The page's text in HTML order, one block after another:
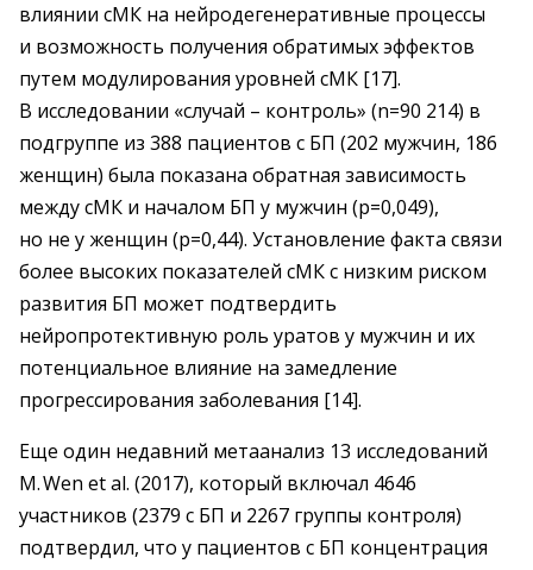
влиянии сМК на нейродегенеративные процессы
и возможность получения обратимых эффектов
путем модулирования уровней сМК [17].
В исследовании «случай – ​контроль» (n=90 214) в
подгруппе из 388 пациентов с БП (202 мужчин, 186
женщин) была показана обратная зависимость
между сМК и началом БП у мужчин (р=0,049),
но не у женщин (р=0,44). Установление факта связи
более высоких показателей сМК с низким риском
развития БП может подтвердить
нейропротективную роль уратов у мужчин и их
потенциальное влияние на замедление
прогрессирования заболевания [14].
Еще один недавний метаанализ 13 исследований
М. Wen et al. (2017), который включал 4646
участников (2379 с БП и 2267 группы контроля)
подтвердил, что у пациентов с БП концентрация